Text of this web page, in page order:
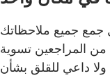
جمع جميع ملاحظاتك
من المراجعين تسوية
ولا داعي للقلق بشأن